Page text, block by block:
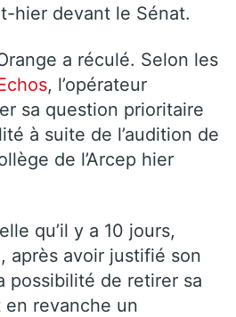
hier devant le Sénat.
a réculé. Selon les
, l’opérateur
sa question prioritaire
à suite de l’audition de
de l’Arcep hier
qu’il y a 10 jours,
après avoir justifié son
possibilité de retirer sa
en revanche un